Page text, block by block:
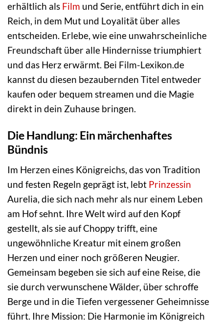
erhältlich als Film und Serie, entführt dich in ein
Reich, in dem Mut und Loyalität über alles
entscheiden. Erlebe, wie eine unwahrscheinliche
Freundschaft über alle Hindernisse triumphiert
und das Herz erwärmt. Bei Film-Lexikon.de
kannst du diesen bezaubernden Titel entweder
kaufen oder bequem streamen und die Magie
direkt in dein Zuhause bringen.
Die Handlung: Ein märchenhaftes
Bündnis
Im Herzen eines Königreichs, das von Tradition
und festen Regeln geprägt ist, lebt Prinzessin
Aurelia, die sich nach mehr als nur einem Leben
am Hof sehnt. Ihre Welt wird auf den Kopf
gestellt, als sie auf Choppy trifft, eine
ungewöhnliche Kreatur mit einem großen
Herzen und einer noch größeren Neugier.
Gemeinsam begeben sie sich auf eine Reise, die
sie durch verwunschene Wälder, über schroffe
Berge und in die Tiefen vergessener Geheimnisse
führt. Ihre Mission: Die Harmonie im Königreich